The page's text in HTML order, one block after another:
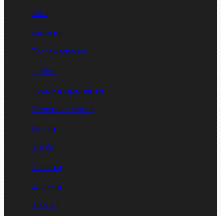
Гайки
Заклепки
Пресс-масленки
Пробки
Пружины тарельчатые
Стопорные кольца
Такелаж
Шайбы
Шпильки
Шплинты
Шпонки